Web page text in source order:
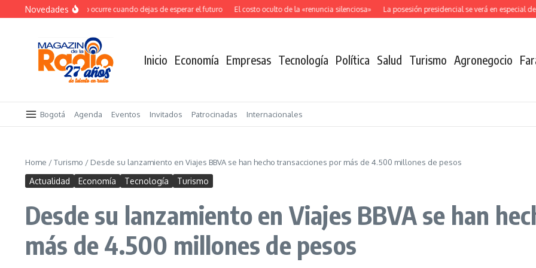
Saltar al contenido
Novedades
El verdadero salto ocurre cuando dejas de esperar el futuro El costo oculto de la «renuncia silenciosa» La posesión presidencial se verá en especial de
Inicio Economía Empresas Tecnología Política Salud Turismo Agronegocio
Bogotá Agenda Eventos Invitados Patrocinadas Internacionales
Home /Turismo / Desde su lanzamiento en Viajes BBVA se han hecho transacciones por más de 4.500 millones de pesos
Actualidad Economía Tecnología Turismo
Desde su lanzamiento en Viajes BBVA se han
más de 4.500 millones de pesos